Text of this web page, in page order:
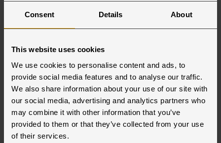
Consent Details About
This website uses cookies
We use cookies to personalise content and ads, to
provide social media features and to analyse our traffic.
We also share information about your use of our site with
our social media, advertising and analytics partners who
may combine it with other information that you’ve
provided to them or that they’ve collected from your use
of their services.
Flera lokala nyanställningar
hos Hallgruppen
Med stark intäktstillväxt och stor tillströmning
av nya uppdrag planerar Hallgruppen 50
nyanställningar under året och nästa år. De
fem första är redan på plats, men jakten på fler
medarbetare fort...
Läs mer